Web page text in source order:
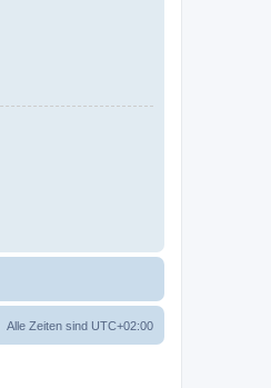
Alle Zeiten sind UTC+02:00